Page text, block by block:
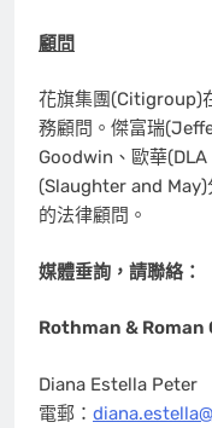
顧問
花旗集團(Citigroup)
務顧問。傑富瑞
Goodwin、歐華
(Slaughter and May)
的法律顧問。
媒體垂詢，請聯絡：
Rothman & Roman
Diana Estella Peter
電郵：